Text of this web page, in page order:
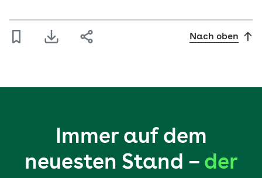
Nach oben
Immer auf dem
neuesten Stand – der